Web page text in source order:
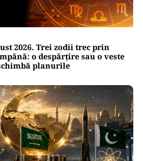
2026. Trei zodii trec prin
o despărțire sau o veste
planurile